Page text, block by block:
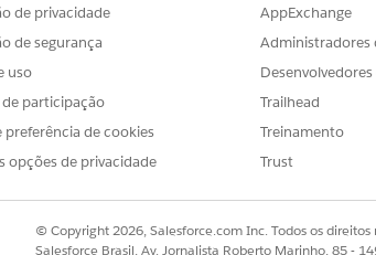
Esses controles são freqüentemente
lado do cliente PCI Data Security
sobre o design de políticas e detalhes
eCDN.
e selecioneConfigurar zonano menu
Página.
de privacidade
de segurança
uso
participação
preferência de cookies
opções de privacidade
AppExchange
Administradores
Trailhead
Treinamento
Trust
© Copyright 2026, Salesforce.com Inc. Todos os
Salesforce Brasil, Av. Jornalista Roberto Marinho, 85 -